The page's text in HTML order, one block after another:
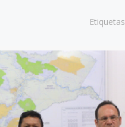
Etiquetas